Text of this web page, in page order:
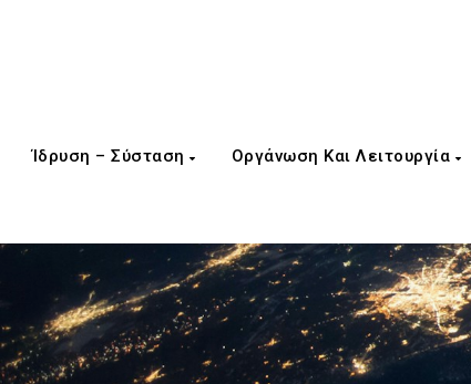
Ίδρυση – Σύσταση Οργάνωση Και Λειτουργία